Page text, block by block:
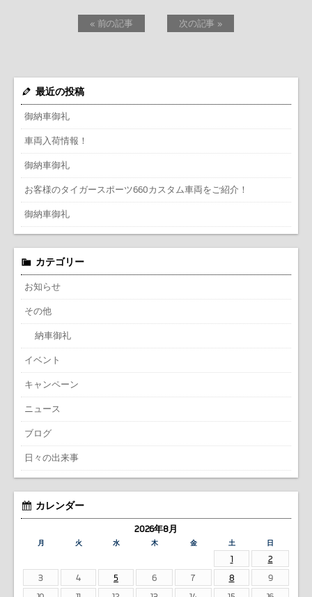
« 前の記事 次の記事 »
最近の投稿
御納車御礼
車両入荷情報！
御納車御礼
お客様のタイガースポーツ660カスタム車両をご紹介！
御納車御礼
カテゴリー
お知らせ
その他
納車御礼
イベント
キャンペーン
ニュース
ブログ
日々の出来事
カレンダー
2026年8月
月 火 水 木 金 土 日
1
2
3
4 5 6 7 8
9